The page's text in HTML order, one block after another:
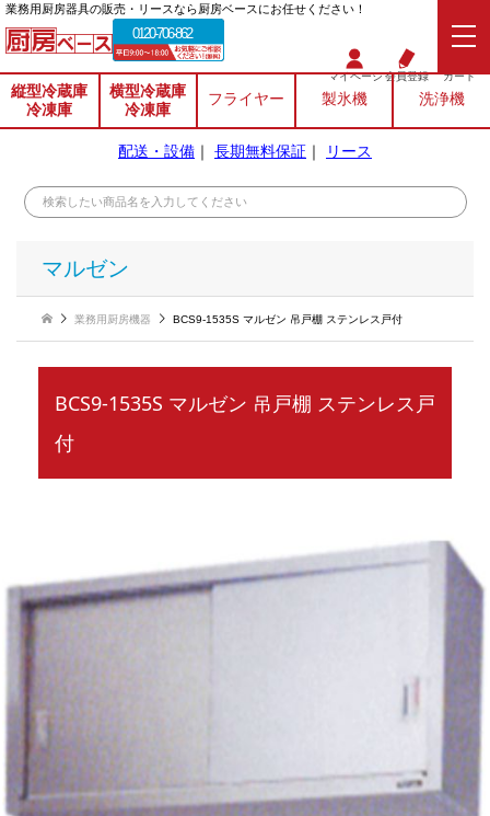
業務⽤厨房器具の販売・リースなら厨房ベースにお任せください！
0120-706-862
マイページ会員登録 カート
縦型冷蔵庫
冷凍庫
横型冷蔵庫
冷凍庫
フライヤー 製氷機 洗浄機
配送・設備 ｜ 長期無料保証 ｜ リース
マルゼン
業務用厨房機器 BCS9-1535S マルゼン 吊戸棚 ステンレス戸付
BCS9-1535S マルゼン 吊戸棚 ステンレス戸
付